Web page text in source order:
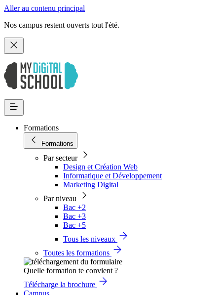
Aller au contenu principal
Nos campus restent ouverts tout l'été.
Formations
Formations
Par secteur
Design et Création Web
Informatique et Développement
Marketing Digital
Par niveau
Bac +2
Bac +3
Bac +5
Tous les niveaux
Toutes les formations
Quelle formation te convient ?
Télécharge la brochure
Campus